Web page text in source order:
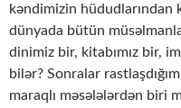
kəndimizin hüdudlarından
dünyada bütün
dinimiz bir, kitabımız bir,
bilər? Sonralar
maraqlı məsələlərdən biri